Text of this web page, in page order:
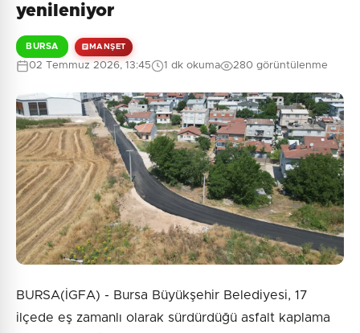
yenileniyor
BURSA MANŞET
02 Temmuz 2026, 13:45 1 dk okuma 280 görüntülenme
BURSA(İGFA) - Bursa Büyükşehir Belediyesi, 17
ilçede eş zamanlı olarak sürdürdüğü asfalt kaplama